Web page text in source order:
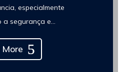
especialmente
segurança e...